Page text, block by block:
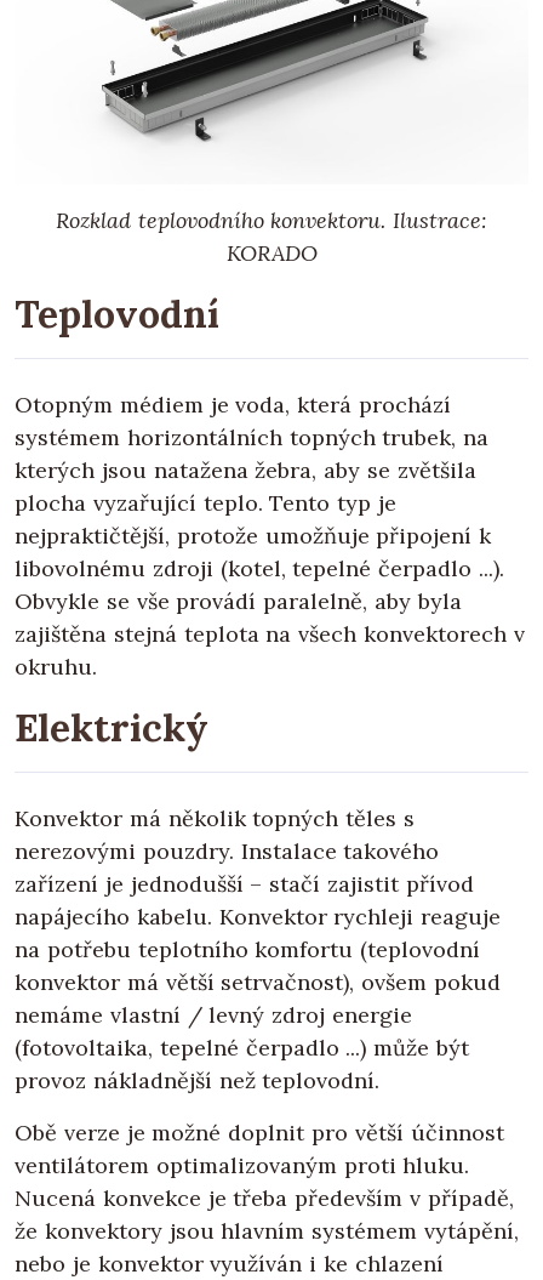
Rozklad teplovodního konvektoru. Ilustrace:
KORADO
Teplovodní
Otopným médiem je voda, která prochází
systémem horizontálních topných trubek, na
kterých jsou natažena žebra, aby se zvětšila
plocha vyzařující teplo. Tento typ je
nejpraktičtější, protože umožňuje připojení k
libovolnému zdroji (kotel, tepelné čerpadlo ...).
Obvykle se vše provádí paralelně, aby byla
zajištěna stejná teplota na všech konvektorech v
okruhu.
Elektrický
Konvektor má několik topných těles s
nerezovými pouzdry. Instalace takového
zařízení je jednodušší – stačí zajistit přívod
napájecího kabelu. Konvektor rychleji reaguje
na potřebu teplotního komfortu (teplovodní
konvektor má větší setrvačnost), ovšem pokud
nemáme vlastní / levný zdroj energie
(fotovoltaika, tepelné čerpadlo ...) může být
provoz nákladnější než teplovodní.
Obě verze je možné doplnit pro větší účinnost
ventilátorem optimalizovaným proti hluku.
Nucená konvekce je třeba především v případě,
že konvektory jsou hlavním systémem vytápění,
nebo je konvektor využíván i ke chlazení